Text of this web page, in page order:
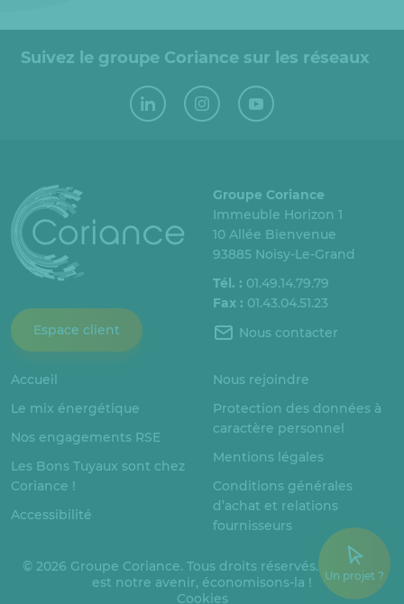
Suivez le groupe Coriance sur les réseaux
Espace client
Groupe Coriance
Immeuble Horizon 1
10 Allée Bienvenue
93885 Noisy-Le-Grand
Tél. : 01.49.14.79.79
Fax : 01.43.04.51.23
Nous contacter
Accueil
Le mix énergétique
Nos engagements RSE
Les Bons Tuyaux sont chez
Coriance !
Accessibilité
Nous rejoindre
Protection des données à
caractère personnel
Mentions légales
Conditions générales
d’achat et relations
fournisseurs
© 2026 Groupe Coriance. Tous droits réservés. L’énergie
est notre avenir, économisons-la !
Cookies
Un projet ?